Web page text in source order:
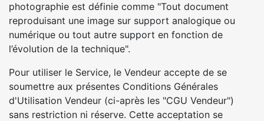
photographie est définie comme "Tout document
reproduisant une image sur support analogique ou
numérique ou tout autre support en fonction de
l’évolution de la technique".
Pour utiliser le Service, le Vendeur accepte de se
soumettre aux présentes Conditions Générales
d'Utilisation Vendeur (ci-après les "CGU Vendeur")
sans restriction ni réserve. Cette acceptation se